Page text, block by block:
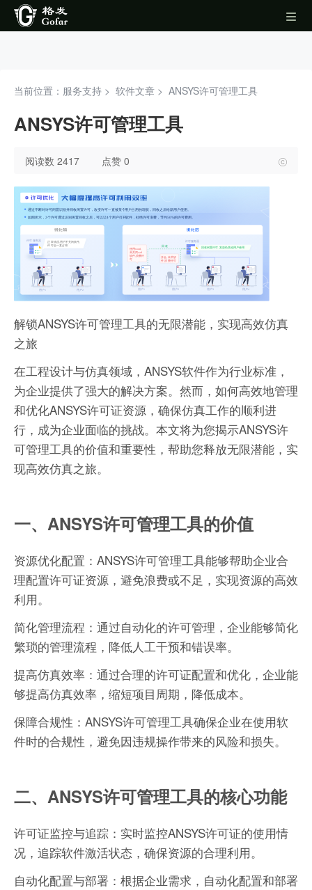
当前位置：服务支持 > 软件文章 > ANSYS许可管理工具
ANSYS许可管理工具
阅读数 2417 点赞 0
解锁ANSYS许可管理工具的无限潜能，实现高效仿真
之旅
在工程设计与仿真领域，ANSYS软件作为行业标准，
为企业提供了强大的解决方案。然而，如何高效地管理
和优化ANSYS许可证资源，确保仿真工作的顺利进
行，成为企业面临的挑战。本文将为您揭示ANSYS许
可管理工具的价值和重要性，帮助您释放无限潜能，实
现高效仿真之旅。
一、ANSYS许可管理工具的价值
资源优化配置：ANSYS许可管理工具能够帮助企业合
理配置许可证资源，避免浪费或不足，实现资源的高效
利用。
简化管理流程：通过自动化的许可管理，企业能够简化
繁琐的管理流程，降低人工干预和错误率。
提高仿真效率：通过合理的许可证配置和优化，企业能
够提高仿真效率，缩短项目周期，降低成本。
保障合规性：ANSYS许可管理工具确保企业在使用软
件时的合规性，避免因违规操作带来的风险和损失。
二、ANSYS许可管理工具的核心功能
许可证监控与追踪：实时监控ANSYS许可证的使用情
况，追踪软件激活状态，确保资源的合理利用。
自动化配置与部署：根据企业需求，自动化配置和部署